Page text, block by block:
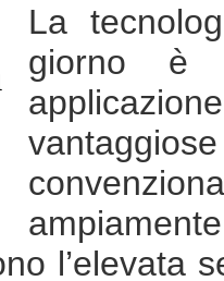
La
giorno è
l’elevata